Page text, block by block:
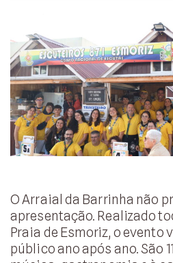
O Arraial da Barrinha não
apresentação. Realizado
Praia de Esmoriz, o evento
público ano após ano. São